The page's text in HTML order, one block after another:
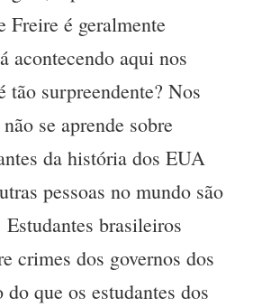
Freire é geralmente
acontecendo aqui nos
surpreendente? Nos
se aprende sobre
da história dos EUA
pessoas no mundo são
Estudantes brasileiros
crimes dos governos dos
que os estudantes dos